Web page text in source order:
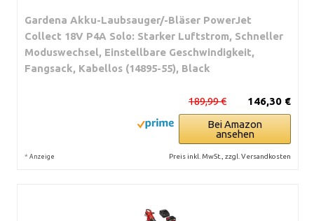
Gardena Akku-Laubsauger/-Bläser PowerJet
Collect 18V P4A Solo: Starker Luftstrom, Schneller
Moduswechsel, Einstellbare Geschwindigkeit,
Fangsack, Kabellos (14895-55), Black
146,30 €
189,99 €
Bei Amazon
ansehen
* Anzeige Preis inkl. MwSt., zzgl. Versandkosten